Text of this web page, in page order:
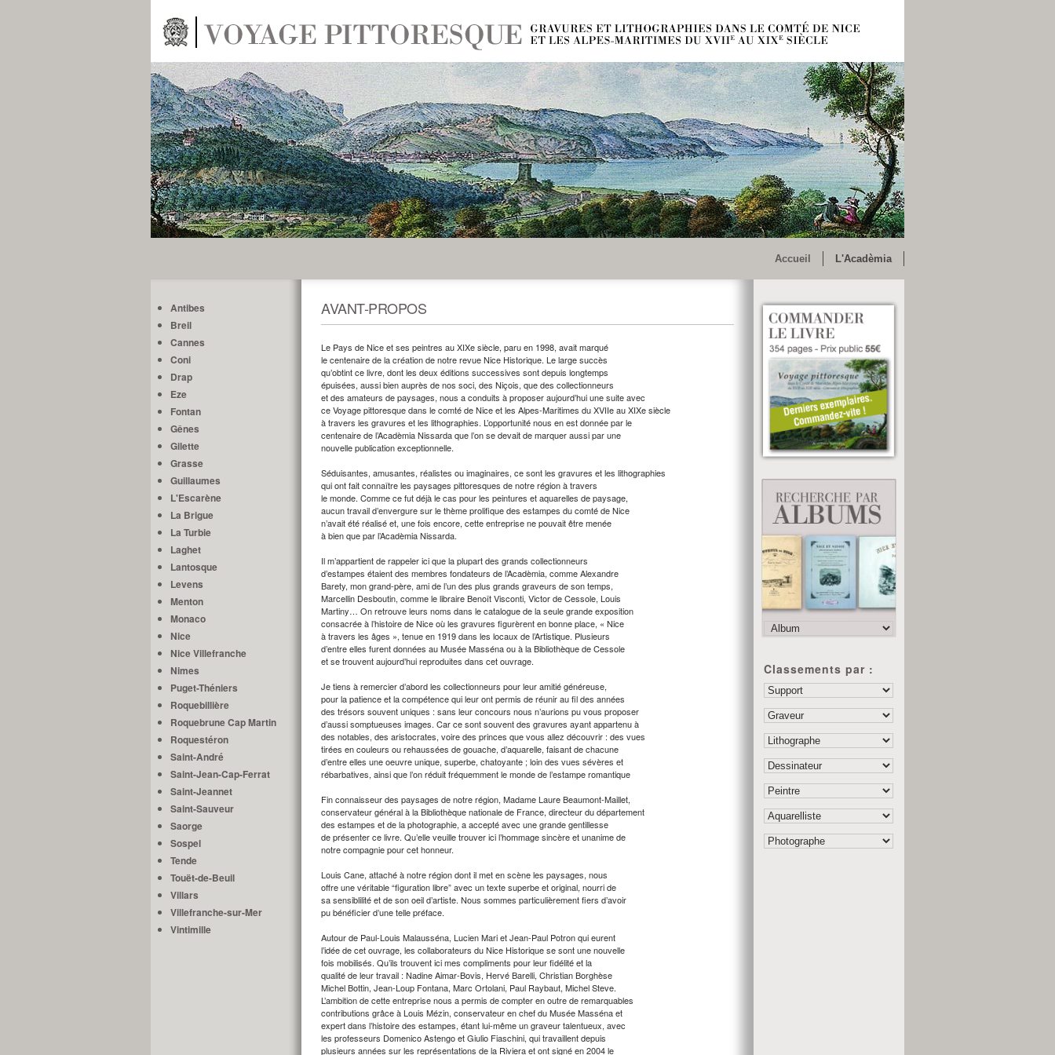
Accueil L'Acadèmia
Antibes
Breil
Cannes
Coni
Drap
Eze
Fontan
Gênes
Gilette
Grasse
Guillaumes
L'Escarène
La Brigue
La Turbie
Laghet
Lantosque
Levens
Menton
Monaco
Nice
Nice Villefranche
Nimes
Puget-Théniers
Roquebillière
Roquebrune Cap Martin
Roquestéron
Saint-André
Saint-Jean-Cap-Ferrat
Saint-Jeannet
Saint-Sauveur
Saorge
Sospel
Tende
Touët-de-Beuil
Villars
Villefranche-sur-Mer
Vintimille
AVANT-PROPOS
Le Pays de Nice et ses peintres au XIXe siècle, paru en 1998, avait marqué
le centenaire de la création de notre revue Nice Historique. Le large succès
qu’obtint ce livre, dont les deux éditions successives sont depuis longtemps
épuisées, aussi bien auprès de nos soci, des Niçois, que des collectionneurs
et des amateurs de paysages, nous a conduits à proposer aujourd’hui une suite avec
ce Voyage pittoresque dans le comté de Nice et les Alpes-Maritimes du XVIIe au XIXe siècle
à travers les gravures et les lithographies. L’opportunité nous en est donnée par le
centenaire de l’Acadèmia Nissarda que l’on se devait de marquer aussi par une
nouvelle publication exceptionnelle.
Séduisantes, amusantes, réalistes ou imaginaires, ce sont les gravures et les lithographies
qui ont fait connaître les paysages pittoresques de notre région à travers
le monde. Comme ce fut déjà le cas pour les peintures et aquarelles de paysage,
aucun travail d’envergure sur le thème prolifique des estampes du comté de Nice
n’avait été réalisé et, une fois encore, cette entreprise ne pouvait être menée
à bien que par l’Acadèmia Nissarda.
Il m’appartient de rappeler ici que la plupart des grands collectionneurs
d’estampes étaient des membres fondateurs de l’Acadèmia, comme Alexandre
Barety, mon grand-père, ami de l’un des plus grands graveurs de son temps,
Marcellin Desboutin, comme le libraire Benoît Visconti, Victor de Cessole, Louis
Martiny… On retrouve leurs noms dans le catalogue de la seule grande exposition
consacrée à l’histoire de Nice où les gravures figurèrent en bonne place, « Nice
à travers les âges », tenue en 1919 dans les locaux de l’Artistique. Plusieurs
d’entre elles furent données au Musée Masséna ou à la Bibliothèque de Cessole
et se trouvent aujourd’hui reproduites dans cet ouvrage.
Je tiens à remercier d’abord les collectionneurs pour leur amitié généreuse,
pour la patience et la compétence qui leur ont permis de réunir au fil des années
des trésors souvent uniques : sans leur concours nous n’aurions pu vous proposer
d’aussi somptueuses images. Car ce sont souvent des gravures ayant appartenu à
des notables, des aristocrates, voire des princes que vous allez découvrir : des vues
tirées en couleurs ou rehaussées de gouache, d’aquarelle, faisant de chacune
d’entre elles une oeuvre unique, superbe, chatoyante ; loin des vues sévères et
rébarbatives, ainsi que l’on réduit fréquemment le monde de l’estampe romantique
Fin connaisseur des paysages de notre région, Madame Laure Beaumont-Maillet,
conservateur général à la Bibliothèque nationale de France, directeur du département
des estampes et de la photographie, a accepté avec une grande gentillesse
de présenter ce livre. Qu’elle veuille trouver ici l’hommage sincère et unanime de
notre compagnie pour cet honneur.
Louis Cane, attaché à notre région dont il met en scène les paysages, nous
offre une véritable “figuration libre” avec un texte superbe et original, nourri de
sa sensiblilité et de son oeil d’artiste. Nous sommes particulièrement fiers d’avoir
pu bénéficier d’une telle préface.
Autour de Paul-Louis Malausséna, Lucien Mari et Jean-Paul Potron qui eurent
l’idée de cet ouvrage, les collaborateurs du Nice Historique se sont une nouvelle
fois mobilisés. Qu’ils trouvent ici mes compliments pour leur fidélité et la
qualité de leur travail : Nadine Aimar-Bovis, Hervé Barelli, Christian Borghèse
Michel Bottin, Jean-Loup Fontana, Marc Ortolani, Paul Raybaut, Michel Steve.
L’ambition de cette entreprise nous a permis de compter en outre de remarquables
contributions grâce à Louis Mézin, conservateur en chef du Musée Masséna et
expert dans l’histoire des estampes, étant lui-même un graveur talentueux, avec
les professeurs Domenico Astengo et Giulio Fiaschini, qui travaillent depuis
plusieurs années sur les représentations de la Riviera et ont signé en 2004 le
Classements par :